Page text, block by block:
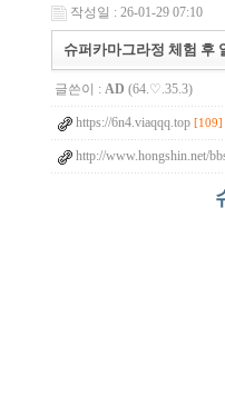
작성일 : 26-01-29 07:10
슈퍼카마그라정 체험 후
글쓴이 : AD (64.♡.35.3)
https://6n4.viaqqq.top [109]
http://www.hongshin.net/